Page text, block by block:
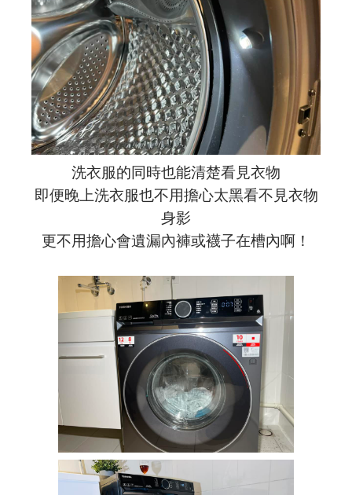
洗衣服的同時也能清楚看見衣物
即便晚上洗衣服也不用擔心太黑看不見衣物
身影
更不用擔心會遺漏內褲或襪子在槽內啊！